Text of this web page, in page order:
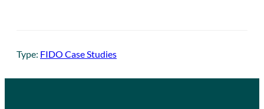
Type: FIDO Case Studies